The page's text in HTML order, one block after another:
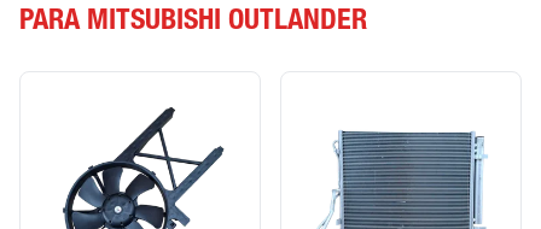
PARA MITSUBISHI OUTLANDER